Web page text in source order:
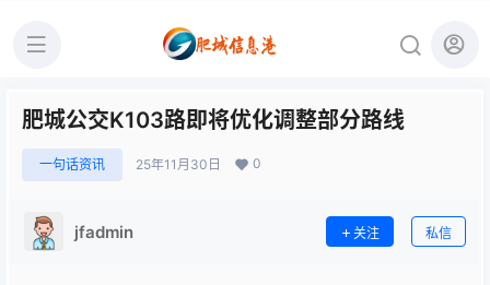
肥城公交K103路即将优化调整部分路线
一句话资讯 25年11月30日 0
jfadmin 关注 私信